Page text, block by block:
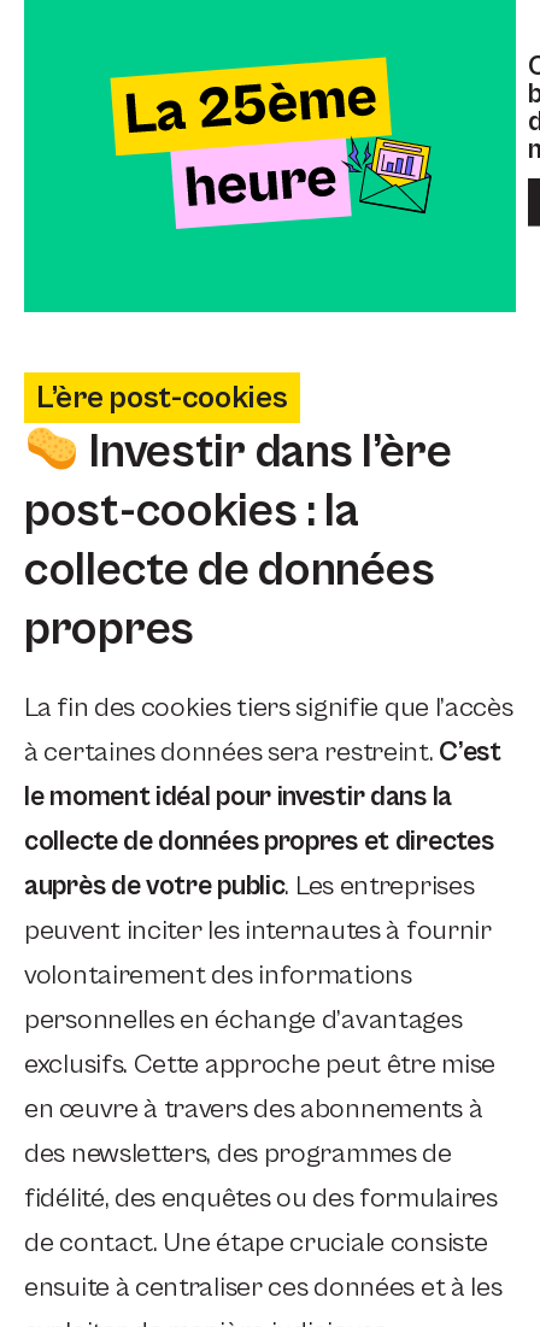
L’ère post-cookies
Investir dans l’ère
post-cookies : la
collecte de données
propres
La fin des cookies tiers signifie que l’accès
à certaines données sera restreint. C’est
le moment idéal pour investir dans la
collecte de données propres et directes
auprès de votre public. Les entreprises
peuvent inciter les internautes à fournir
volontairement des informations
personnelles en échange d’avantages
exclusifs. Cette approche peut être mise
en œuvre à travers des abonnements à
des newsletters, des programmes de
fidélité, des enquêtes ou des formulaires
de contact. Une étape cruciale consiste
ensuite à centraliser ces données et à les